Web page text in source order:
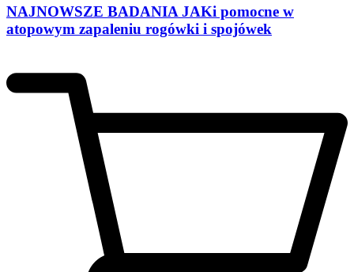
NAJNOWSZE BADANIA JAKi pomocne w
atopowym zapaleniu rogówki i spojówek